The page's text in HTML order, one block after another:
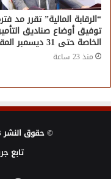
“الرقابة المالية” تقرر مد
توفيق أوضاع صناديق
الخاصة حتى 31 ديسمبر المقبل
منذ 23 ساعة
© حقوق النشر 2013 ، الحقوق محفوظة |
تابع